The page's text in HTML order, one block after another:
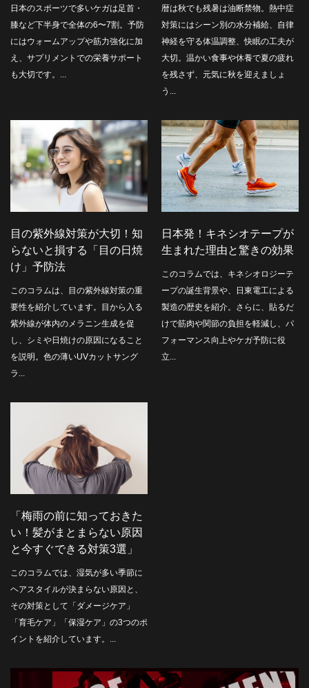
日本のスポーツで多いケガは足首・
膝など下半身で全体の6〜7割。予防
にはウォームアップや筋力強化に加
え、サプリメントでの栄養サポート
も大切です。...
暦は秋でも残暑は油断禁物。熱中症
対策にはシーン別の水分補給、自律
神経を守る体温調整、快眠の工夫が
大切。温かい食事や休養で夏の疲れ
を残さず、元気に秋を迎えましょ
う...
目の紫外線対策が大切！知
らないと損する「目の日焼
け」予防法
このコラムは、目の紫外線対策の重
要性を紹介しています。目から入る
紫外線が体内のメラニン生成を促
し、シミや日焼けの原因になること
を説明。色の薄いUVカットサング
ラ...
日本発！キネシオテープが
生まれた理由と驚きの効果
このコラムでは、キネシオロジーテ
ープの誕生背景や、日東電工による
製造の歴史を紹介。さらに、貼るだ
けで筋肉や関節の負担を軽減し、パ
フォーマンス向上やケガ予防に役
立...
「梅雨の前に知っておきた
い！髪がまとまらない原因
と今すぐできる対策3選」
このコラムでは、湿気が多い季節に
ヘアスタイルが決まらない原因と、
その対策として「ダメージケア」
「育毛ケア」「保湿ケア」の3つのポ
イントを紹介しています。...